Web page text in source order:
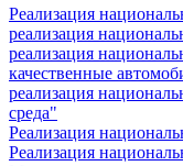
Реализация
реализация
реализация
качественные
реализация
среда"
Реализация
Реализация